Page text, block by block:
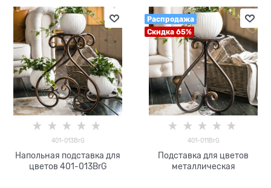
401-013BrG
Напольная подставка для
цветов 401-013BrG
Распродажа
Скидка 65%
401-011BrG
Подставка для цветов
металлическая